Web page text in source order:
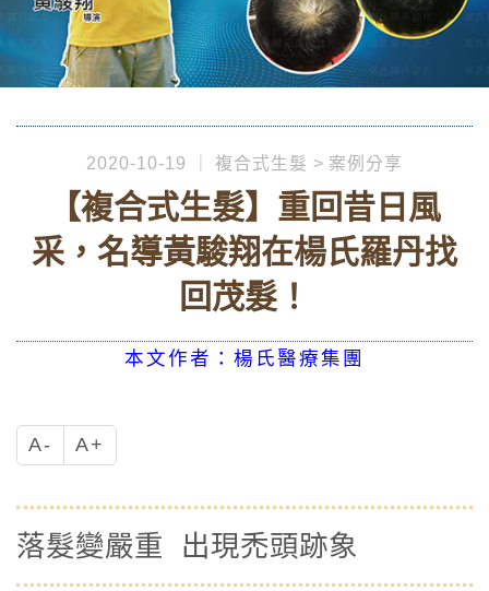
2020-10-19 複合式生髮 案例分享
【複合式生髮】重回昔日風
采，名導黃駿翔在楊氏羅丹找
回茂髮！
本文作者：楊氏醫療集團
A- A+
落髮變嚴重 出現禿頭跡象